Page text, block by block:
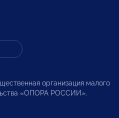
организация малого
«ОПОРА РОССИИ».